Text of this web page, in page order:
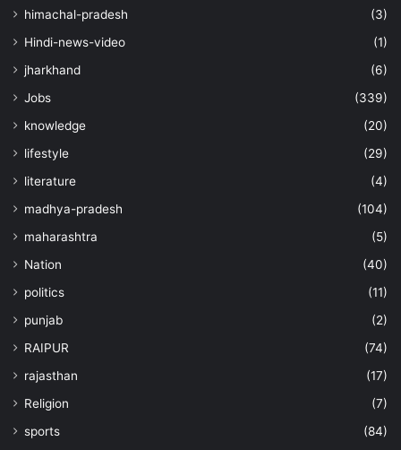
himachal-pradesh
(3)
Hindi-news-video
(1)
jharkhand
(6)
Jobs
(339)
knowledge
(20)
lifestyle
(29)
literature
(4)
madhya-pradesh
(104)
maharashtra
(5)
Nation
(40)
politics
(11)
punjab
(2)
RAIPUR
(74)
rajasthan
(17)
Religion
(7)
sports
(84)